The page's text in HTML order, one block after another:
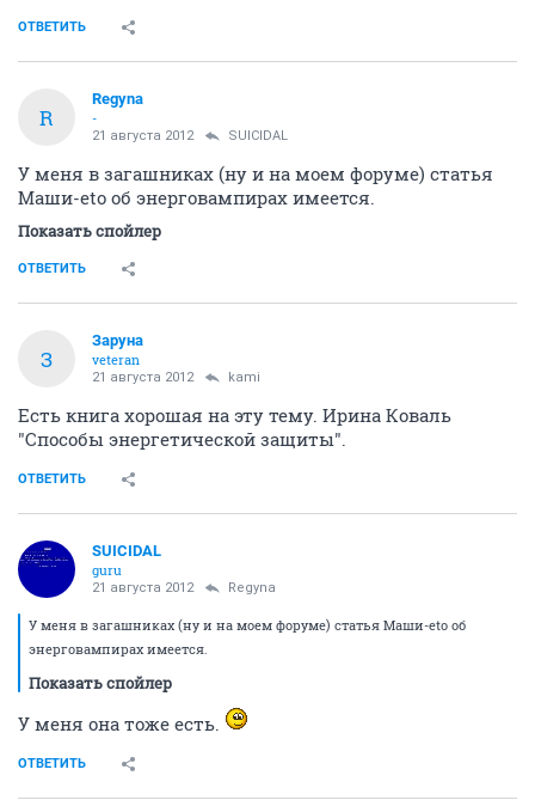
ОТВЕТИТЬ
R
Regyna
-
21 августа 2012 SUICIDAL
У меня в загашниках (ну и на моем форуме) статья
Маши-eto об энерговампирах имеется.
Показать спойлер
ОТВЕТИТЬ
З
Заруна
veteran
21 августа 2012 kami
Есть книга хорошая на эту тему. Ирина Коваль
"Способы энергетической защиты".
ОТВЕТИТЬ
SUICIDAL
guru
21 августа 2012 Regyna
У меня в загашниках (ну и на моем форуме) статья Маши-eto об
энерговампирах имеется.
Показать спойлер
У меня она тоже есть.
ОТВЕТИТЬ